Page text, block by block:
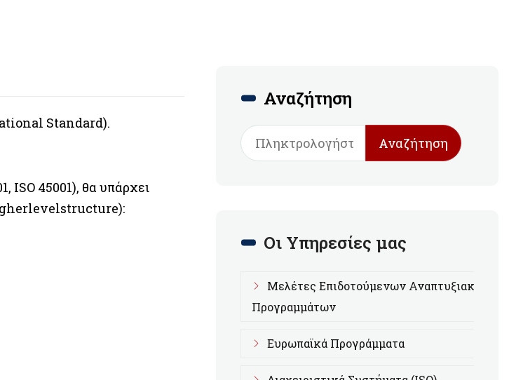
Standard).
ISO 45001), θα υπάρχει
Αναζήτηση
Αναζήτηση
Οι Υπηρεσίες μας
Μελέτες Επιδοτούμενων Αναπτυξιακών
Προγραμμάτων
Ευρωπαϊκά Προγράμματα